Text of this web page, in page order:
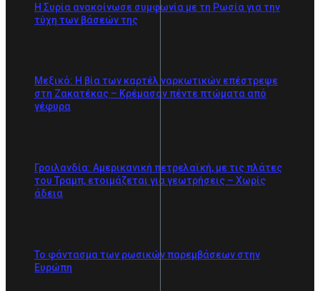
Η Συρία ανακοίνωσε συμφωνία με τη Ρωσία για την
τύχη των βάσεών της
Μεξικό: Η βία των καρτέλ ναρκωτικών επέστρεψε
στη Zακατέκας – Κρέμασαν πέντε πτώματα από
γέφυρα
Γροιλανδία: Αμερικανική πετρελαϊκή, με τις πλάτες
του Τραμπ, ετοιμάζεται για γεωτρήσεις – Χωρίς
άδεια
Το φάντασμα των ρωσικών παρεμβάσεων στην
Ευρώπη